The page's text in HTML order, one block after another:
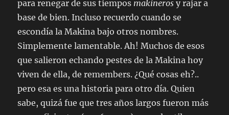
para renegar de sus tiempos makinerosy rajar a
base de bien. Incluso recuerdo cuando se
escondía la Makina bajo otros nombres.
Simplemente lamentable. Ah! Muchos de esos
que salieron echando pestes de la Makina hoy
viven de ella, de remembers. ¿Qué cosas eh?..
pero esa es una historia para otro día. Quien
sabe, quizá fue que tres años largos fueron más